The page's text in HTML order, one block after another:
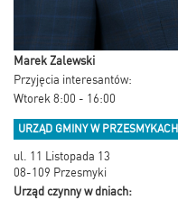
Marek Zalewski
Przyjęcia interesantów:
Wtorek 8:00 - 16:00
URZĄD GMINY W PRZESMYKACH
ul. 11 Listopada 13
08-109 Przesmyki
Urząd czynny w dniach: